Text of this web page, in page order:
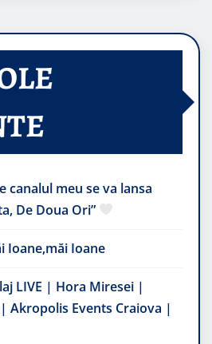
canalul meu se va lansa
De Doua Ori”
Ioane,măi Ioane
LIVE | Hora Miresei |
Akropolis Events Craiova |